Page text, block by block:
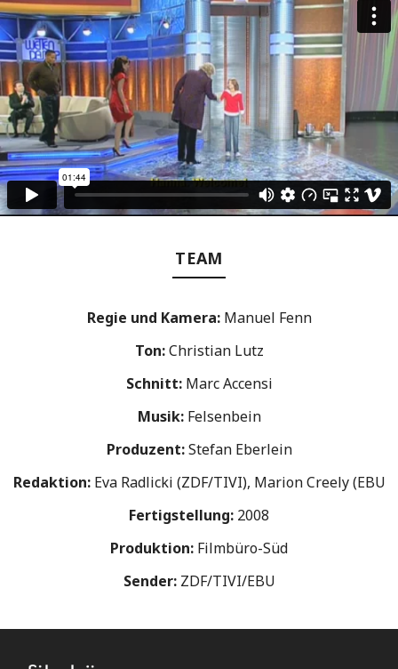
TEAM
Regie und Kamera:Manuel Fenn
Ton:Christian Lutz
Schnitt:Marc Accensi
Musik:Felsenbein
Produzent:Stefan Eberlein
Redaktion:Eva Radlicki (ZDF/TIVI), Marion Creely (EBU
Fertigstellung: 2008
Produktion: Filmbüro-Süd
Sender:ZDF/TIVI/EBU